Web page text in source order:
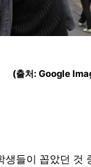
(출처: Google
생들이 꼽았던 것